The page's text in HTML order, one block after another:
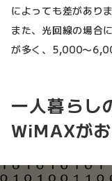
によっても差がありま
また、光回線の場合
が多く、5,000〜
一人暮らし
WiMAXが